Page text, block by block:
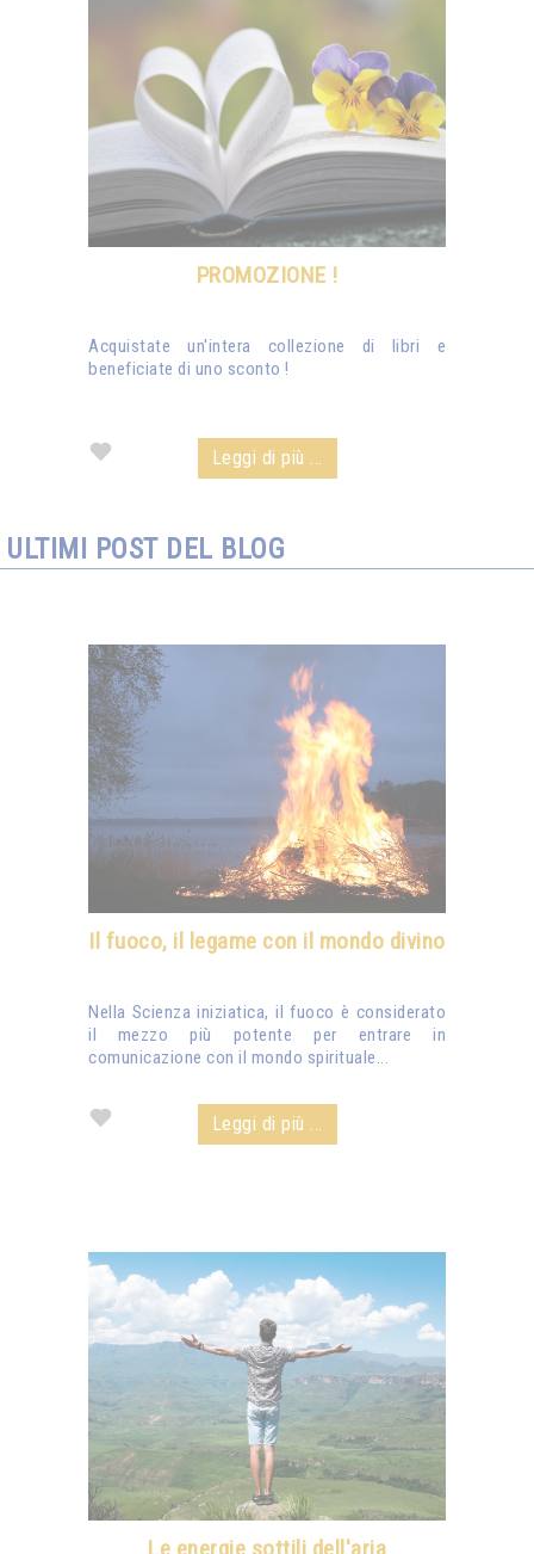
PROMOZIONE !
Acquistate un'intera collezione di libri e
beneficiate di uno sconto !
Leggi di più ...
ULTIMI POST DEL BLOG
Il fuoco, il legame con il mondo divino
Nella Scienza iniziatica, il fuoco è considerato
il mezzo più potente per entrare in
comunicazione con il mondo spirituale...
Leggi di più ...